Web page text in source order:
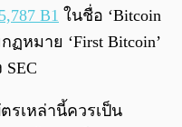
B1 ในชื่อ ‘Bitcoin
ฏหมาย ‘First Bitcoin’
รเหล่านี้ควรเป็น